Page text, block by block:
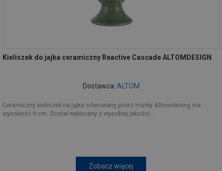
Kieliszek do jajka ceramiczny Reactive Cascade ALTOMDESIGN
Dostawca: ALTOM
Ceramiczny kieliszek na jajko oferowany przez markę Altomdesing ma
wysokość 6 cm. Został wykonany z wysokiej jakości...
Zobacz więcej